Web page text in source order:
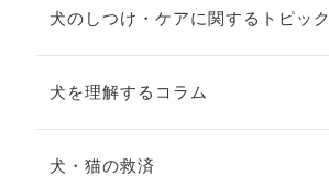
犬のしつけ・ケアに関するトピック
犬を理解するコラム
犬・猫の救済